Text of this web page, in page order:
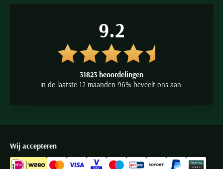
9.2
31823 beoordelingen
in de laatste 12 maanden 96% beveelt ons aan.
Wij accepteren